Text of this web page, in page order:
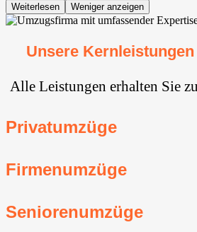
Weiterlesen Weniger anzeigen
Unsere
Alle Leistungen erhalten Sie
Privatumzüge
Firmenumzüge
Seniorenumzüge